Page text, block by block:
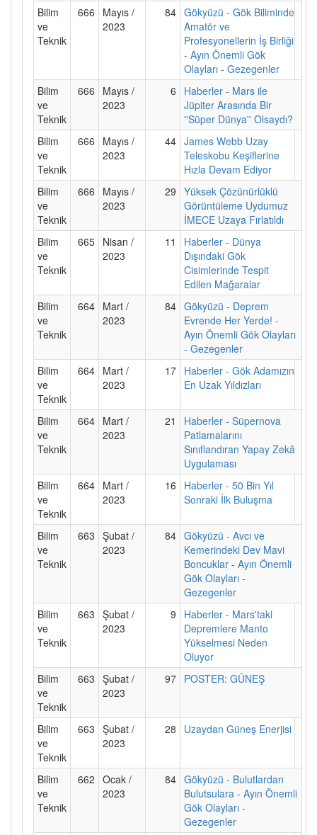
Bilim
ve
Teknik
666
Mayıs /
2023
84 Gökyüzü - Gök Biliminde
Amatör ve
Profesyonellerin İş Birliği
- Ayın Önemli Gök
Olayları - Gezegenler
Bilim
ve
Teknik
666
Mayıs /
2023
6
Haberler - Mars ile
Jüpiter Arasında Bir
''Süper Dünya'' Olsaydı?
Bilim
ve
Teknik
666
Mayıs /
2023
44 James Webb Uzay
Teleskobu Keşiflerine
Hızla Devam Ediyor
Bilim
ve
Teknik
666
Mayıs /
2023
29 Yüksek Çözünürlüklü
Görüntüleme Uydumuz
İMECE Uzaya Fırlatıldı
Bilim
ve
Teknik
665 Nisan /
2023
11
Haberler - Dünya
Dışındaki Gök
Cisimlerinde Tespit
Edilen Mağaralar
Bilim
ve
Teknik
664 Mart /
2023
84 Gökyüzü - Deprem
Evrende Her Yerde! -
Ayın Önemli Gök Olayları
- Gezegenler
Bilim
ve
Teknik
664 Mart /
2023
17 Haberler - Gök Adamızın
En Uzak Yıldızları
Bilim
ve
Teknik
664 Mart /
2023
21
Haberler - Süpernova
Patlamalarını
Sınıflandıran Yapay Zekâ
Uygulaması
Bilim
ve
Teknik
664 Mart /
2023
16
Haberler - 50 Bin Yıl
Sonraki İlk Buluşma
Bilim
ve
Teknik
663 Şubat /
2023
84 Gökyüzü - Avcı ve
Kemerindeki Dev Mavi
Boncuklar - Ayın Önemli
Gök Olayları -
Gezegenler
Bilim
ve
Teknik
663 Şubat /
2023
9
Haberler - Mars'taki
Depremlere Manto
Yükselmesi Neden
Oluyor
Bilim
ve
Teknik
663 Şubat /
2023
97 POSTER: GÜNEŞ
Bilim
ve
Teknik
663 Şubat /
2023
28 Uzaydan Güneş Enerjisi
Bilim
ve
Teknik
662 Ocak /
2023
84 Gökyüzü - Bulutlardan
Bulutsulara - Ayın Önemli
Gök Olayları -
Gezegenler